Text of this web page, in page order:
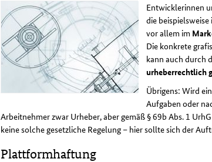
Entwicklerinnen
die
vor allem im
Die konkrete
kann auch durch
urheberrechtlich
Übrigens: Wird
Aufgaben oder
Arbeitnehmer zwar Urheber, aber gemäß § 69b Abs. 1
keine solche gesetzliche Regelung – hier sollte sich der
Plattformhaftung